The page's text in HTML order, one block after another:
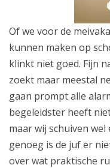
Of we voor de
kunnen maken op
klinkt niet goed. Fijn
zoekt maar meestal
gaan prompt alle
begeleidster heeft
maar wij schuiven
genoeg is de juf er
over wat praktische